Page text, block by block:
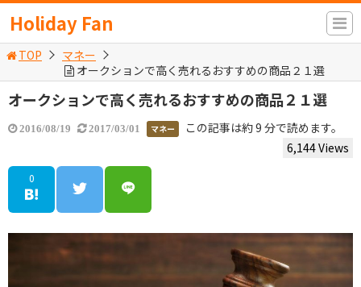
Holiday Fan
TOP
マネー
オークションで高く売れるおすすめの商品２１選
オークションで高く売れるおすすめの商品２１選
2016/08/19 2017/03/01 マネー
この記事は約 9 分で読めます。
6,144 Views
0